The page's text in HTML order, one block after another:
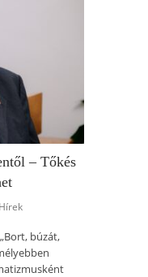
– Tőkés
Hírek
búzát,